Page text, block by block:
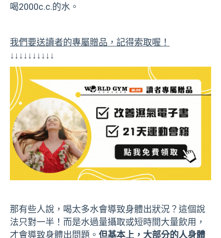
喝2000c.c.的水。
我們要送讀者的專屬贈品，記得索取喔！
↓↓↓↓↓↓↓↓↓↓
那有些人說，喝太多水會導致身體出狀況？這個說
法只對一半！而是水過量攝取或短時間大量飲用，
才會導致身體出問題。 但基本上，大部分的人身體